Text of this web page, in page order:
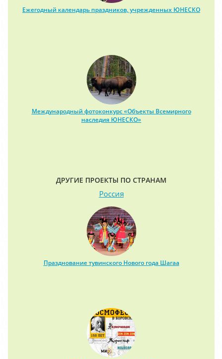
Ежегодный календарь праздников, учрежденных ЮНЕСКО
Международный фотоконкурс «Объекты Всемирного
наследия ЮНЕСКО»
ДРУГИЕ ПРОЕКТЫ ПО СТРАНАМ
Россия
Празднование тувинского Нового года Шагаа